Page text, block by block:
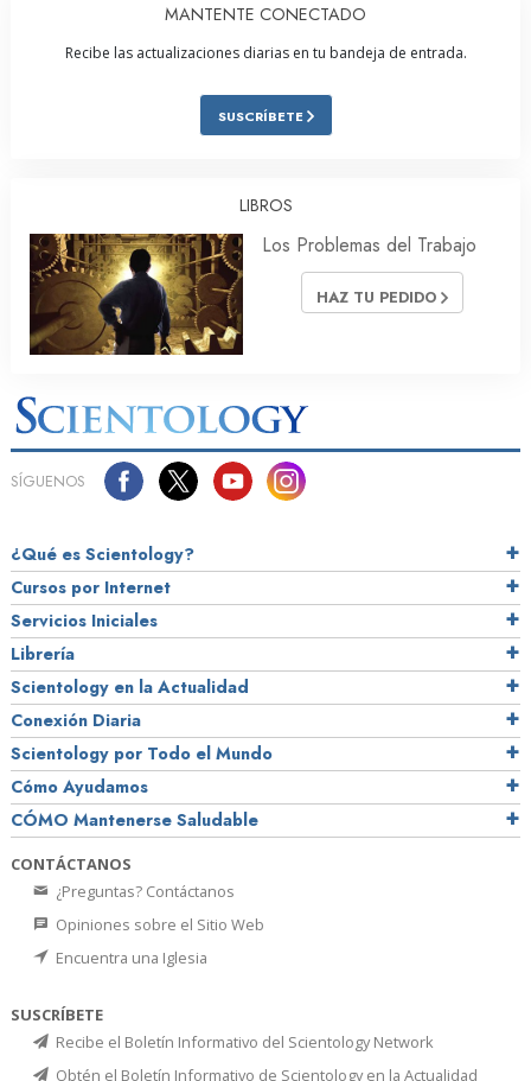
MANTENTE CONECTADO
Recibe las actualizaciones diarias en tu bandeja de entrada.
SUSCRÍBETE
LIBROS
Los Problemas del Trabajo
HAZ TU PEDIDO
SÍGUENOS
¿Qué es Scientology?
Cursos por Internet
Servicios Iniciales
Librería
Scientology en la Actualidad
Conexión Diaria
Scientology por Todo el Mundo
Cómo Ayudamos
CÓMO Mantenerse Saludable
CONTÁCTANOS
¿Preguntas? Contáctanos
Opiniones sobre el Sitio Web
Encuentra una Iglesia
SUSCRÍBETE
Recibe el Boletín Informativo del Scientology Network
Obtén el Boletín Informativo de Scientology en la Actualidad